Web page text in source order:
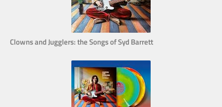
Clowns and Jugglers: the Songs of Syd Barrett